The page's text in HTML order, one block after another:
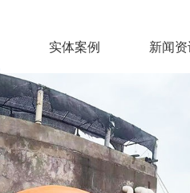
实体案例 新闻